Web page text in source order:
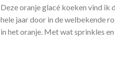
Deze oranje glacé koeken vind ik
hele jaar door in de welbekende
in het oranje. Met wat sprinkles